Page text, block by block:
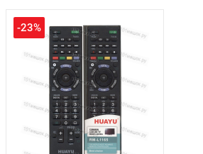
-23%